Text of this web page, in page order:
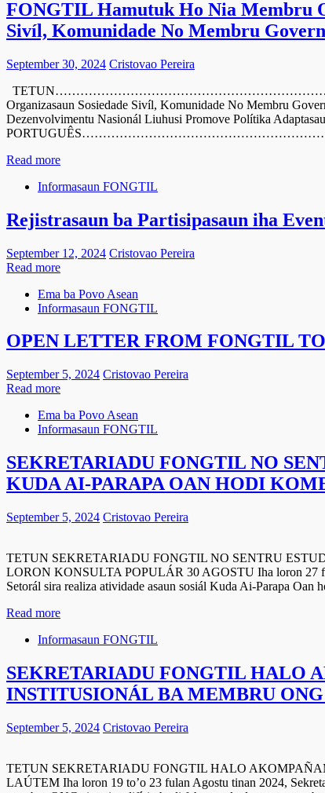
FONGTIL Hamutuk Ho Nia Membru
Sivíl, Komunidade No Membru
September 30, 2024 Cristovao Pereira
Organizasaun Sosiedade Sivíl, Komunidade No Membru
Dezenvolvimentu Nasionál Liuhusi Promove Polítika
Read more
Informasaun FONGTIL
Rejistrasaun ba Partisipasaun iha
September 12, 2024 Cristovao Pereira
Read more
Ema ba Povo Asean
Informasaun FONGTIL
OPEN LETTER FROM FONGTIL
September 5, 2024 Cristovao Pereira
Read more
Ema ba Povo Asean
Informasaun FONGTIL
SEKRETARIADU FONGTIL NO
KUDA AI-PARAPA OAN HODI
September 5, 2024 Cristovao Pereira
TETUN SEKRETARIADU FONGTIL NO SENTRU
LORON KONSULTA POPULÁR 30 AGOSTU Iha loron 27
Setorál sira realiza atividade asaun sosiál Kuda Ai-Parapa Oan
Read more
Informasaun FONGTIL
SEKRETARIADU FONGTIL HALO
INSTITUSIONÁL BA MEMBRU
September 5, 2024 Cristovao Pereira
TETUN SEKRETARIADU FONGTIL HALO
LAÚTEM Iha loron 19 to’o 23 fulan Agostu tinan 2024,